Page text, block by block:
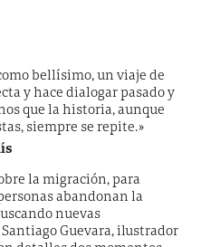
bellísimo, un viaje de
y hace dialogar pasado y
que la historia, aunque
siempre se repite.»
la migración, para
abandonan la
nuevas
Guevara, ilustrador